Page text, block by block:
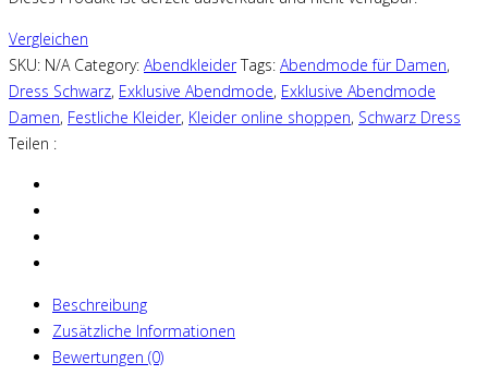
Vergleichen
SKU: N/A Category: Abendkleider Tags: Abendmode für Damen,
Dress Schwarz, Exklusive Abendmode, Exklusive Abendmode
Damen, Festliche Kleider, Kleider online shoppen, Schwarz Dress
Teilen :
Beschreibung
Zusätzliche Informationen
Bewertungen (0)